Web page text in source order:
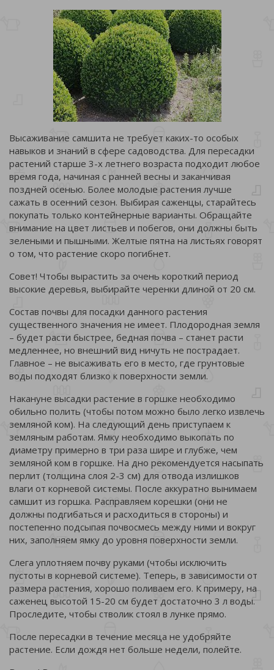
Высаживание самшита не требует каких-то особых
навыков и знаний в сфере садоводства. Для пересадки
растений старше 3-х летнего возраста подходит любое
время года, начиная с ранней весны и заканчивая
поздней осенью. Более молодые растения лучше
сажать в осенний сезон. Выбирая саженцы, старайтесь
покупать только контейнерные варианты. Обращайте
внимание на цвет листьев и побегов, они должны быть
зелеными и пышными. Желтые пятна на листьях говорят
о том, что растение скоро погибнет.
Совет! Чтобы вырастить за очень короткий период
высокие деревья, выбирайте черенки длиной от 20 см.
Состав почвы для посадки данного растения
существенного значения не имеет. Плодородная земля
– будет расти быстрее, бедная почва – станет расти
медленнее, но внешний вид ничуть не пострадает.
Главное – не высаживать его в место, где грунтовые
воды подходят близко к поверхности земли.
Накануне высадки растение в горшке необходимо
обильно полить (чтобы потом можно было легко извлечь
земляной ком). На следующий день приступаем к
земляным работам. Ямку необходимо выкопать по
диаметру примерно в три раза шире и глубже, чем
земляной ком в горшке. На дно рекомендуется насыпать
перлит (толщина слоя 2-3 см) для отвода излишков
влаги от корневой системы. После аккуратно вынимаем
самшит из горшка. Расправляем корешки (они не
должны подгибаться и расходиться в стороны) и
постепенно подсыпая почвосмесь между ними и вокруг
них, заполняем ямку до уровня поверхности земли.
Слега уплотняем почву руками (чтобы исключить
пустоты в корневой системе). Теперь, в зависимости от
размера растения, хорошо поливаем его. К примеру, на
саженец высотой 15-20 см будет достаточно 3 л воды.
Проследите, чтобы стволик стоял в лунке прямо.
После пересадки в течение месяца не удобряйте
растение. Если дождя нет больше недели, полейте.